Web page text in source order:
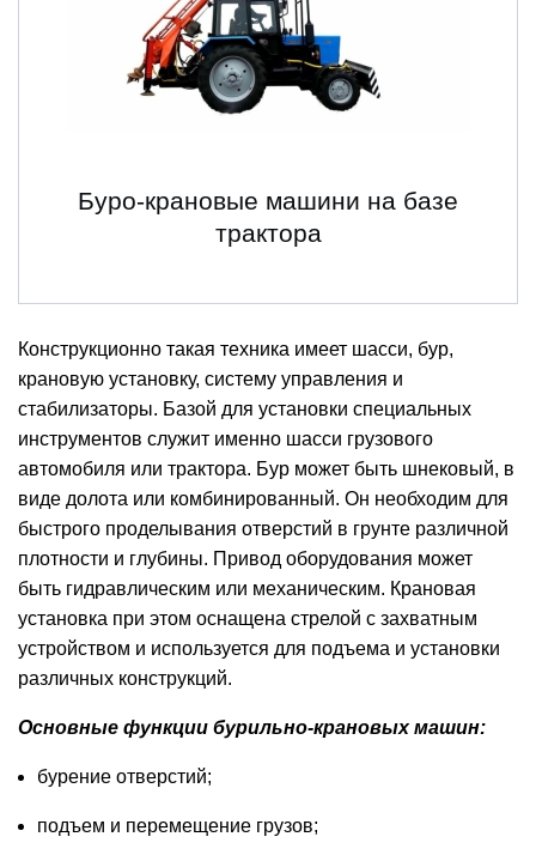
Буро-крановые машини на базе
трактора
Конструкционно такая техника имеет шасси, бур,
крановую установку, систему управления и
стабилизаторы. Базой для установки специальных
инструментов служит именно шасси грузового
автомобиля или трактора. Бур может быть шнековый, в
виде долота или комбинированный. Он необходим для
быстрого проделывания отверстий в грунте различной
плотности и глубины. Привод оборудования может
быть гидравлическим или механическим. Крановая
установка при этом оснащена стрелой с захватным
устройством и используется для подъема и установки
различных конструкций.
Основные функции бурильно-крановых машин:
бурение отверстий;
подъем и перемещение грузов;